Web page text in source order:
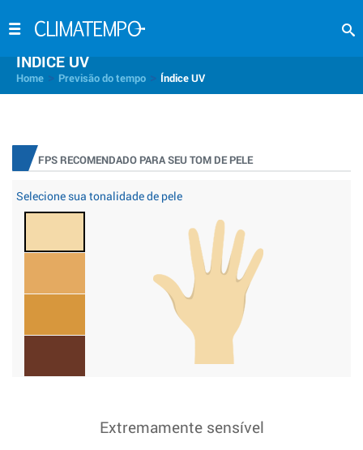
INDICE UV
Home Previsão do tempo Índice UV
FPS RECOMENDADO PARA SEU TOM DE PELE
Selecione sua tonalidade de pele
Extremamente sensível